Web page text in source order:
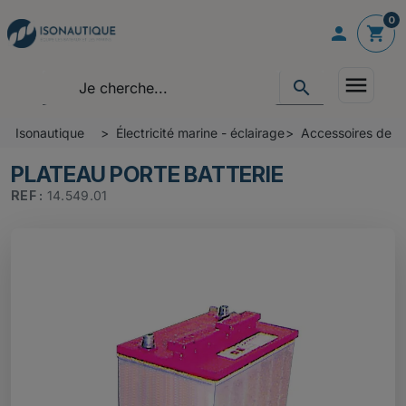
 shopping_cart
0
search menu
Isonautique Électricité marine - éclairage Accessoires de
PLATEAU PORTE BATTERIE
REF : 14.549.01